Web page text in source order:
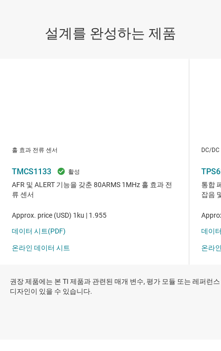
권장 제품에는 본 TI 제품과 관련된 매개 변수, 평가 모듈 또는 레퍼런스
디자인이 있을 수 있습니다.